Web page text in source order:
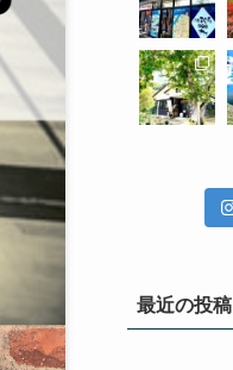
最近の投稿